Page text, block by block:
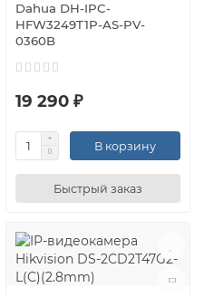
Dahua DH-IPC-
HFW3249T1P-AS-PV-
0360B
19 290 ₽
В корзину
Быстрый заказ